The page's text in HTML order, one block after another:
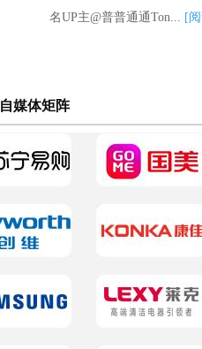
名UP主@普普通通Ton... [
自媒体矩阵